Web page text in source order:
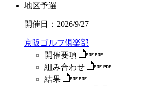
地区予選
開催日： 2026/9/27
京阪ゴルフ倶楽部
開催要項
組み合わせ
結果